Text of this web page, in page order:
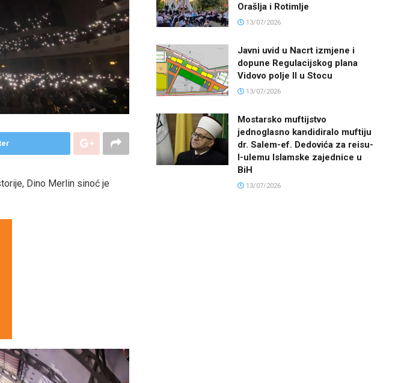
Dino Merlin sinoć je
Orašlja i Rotimlje
13/07/2026
Javni uvid u Nacrt izmjene i
dopune Regulacijskog plana
Vidovo polje II u Stocu
13/07/2026
Mostarsko muftijstvo
jednoglasno kandidiralo muftiju
dr. Salem-ef. Dedovića za reisu-
l-ulemu Islamske zajednice u
BiH
13/07/2026